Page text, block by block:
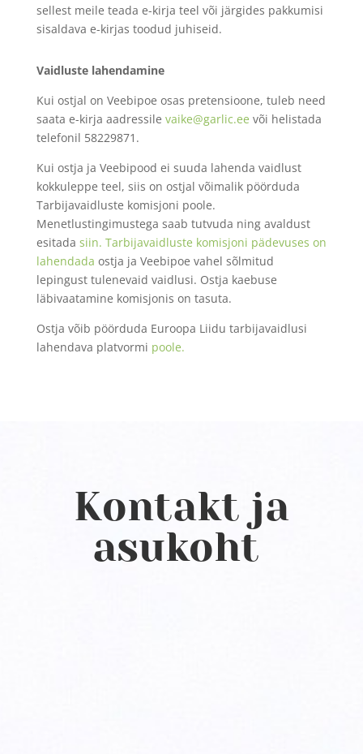
sellest meile teada e-kirja teel või järgides pakkumisi
sisaldava e-kirjas toodud juhiseid.
Vaidluste lahendamine
Kui ostjal on Veebipoe osas pretensioone, tuleb need
saata e-kirja aadressile vaike@garlic.ee või helistada
telefonil 58229871.
Kui ostja ja Veebipood ei suuda lahenda vaidlust
kokkuleppe teel, siis on ostjal võimalik pöörduda
Tarbijavaidluste komisjoni poole.
Menetlustingimustega saab tutvuda ning avaldust
esitada siin. Tarbijavaidluste komisjoni pädevuses on
lahendada ostja ja Veebipoe vahel sõlmitud
lepingust tulenevaid vaidlusi. Ostja kaebuse
läbivaatamine komisjonis on tasuta.
Ostja võib pöörduda Euroopa Liidu tarbijavaidlusi
lahendava platvormi poole.
Kontakt ja
asukoht